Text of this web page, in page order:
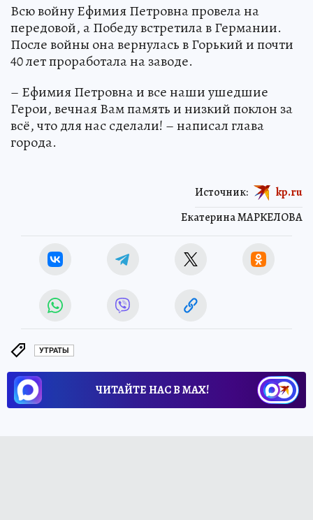
Всю войну Ефимия Петровна провела на
передовой, а Победу встретила в Германии.
После войны она вернулась в Горький и почти
40 лет проработала на заводе.
– Ефимия Петровна и все наши ушедшие
Герои, вечная Вам память и низкий поклон за
всё, что для нас сделали! – написал глава
города.
Екатерина МАРКЕЛОВА
Источник: kp.ru
УТРАТЫ
ЧИТАЙТЕ НАС В МАХ!